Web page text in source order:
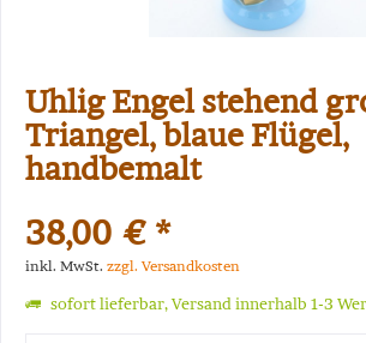
Uhlig Engel stehend
Triangel, blaue Flügel,
handbemalt
38,00 € *
inkl. MwSt. zzgl. Versandkosten
sofort lieferbar, Versand innerhalb 1-3